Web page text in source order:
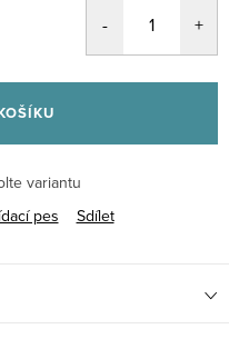
variantu
pes Sdílet